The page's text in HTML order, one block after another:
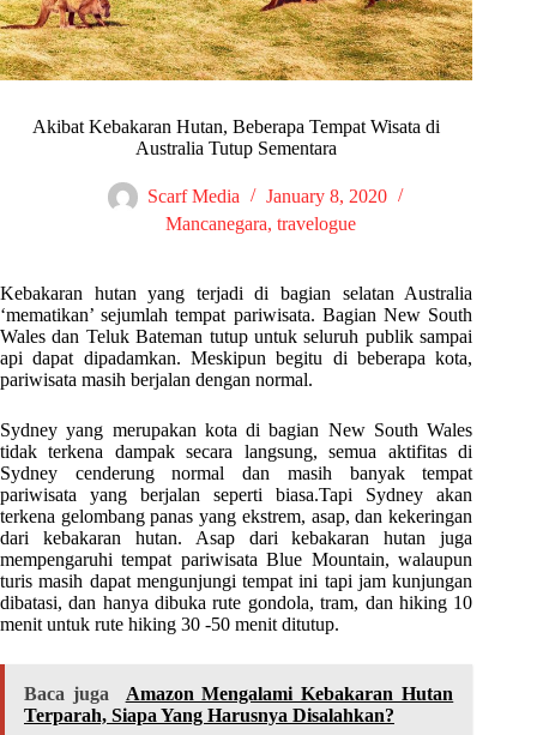
Akibat Kebakaran Hutan, Beberapa Tempat Wisata di
Australia Tutup Sementara
Scarf Media
January 8, 2020
Mancanegara, travelogue
Kebakaran hutan yang terjadi di bagian selatan Australia
‘mematikan’ sejumlah tempat pariwisata. Bagian New South
Wales dan Teluk Bateman tutup untuk seluruh publik sampai
api dapat dipadamkan. Meskipun begitu di beberapa kota,
pariwisata masih berjalan dengan normal.
Sydney yang merupakan kota di bagian New South Wales
tidak terkena dampak secara langsung, semua aktifitas di
Sydney cenderung normal dan masih banyak tempat
pariwisata yang berjalan seperti biasa.Tapi Sydney akan
terkena gelombang panas yang ekstrem, asap, dan kekeringan
dari kebakaran hutan. Asap dari kebakaran hutan juga
mempengaruhi tempat pariwisata Blue Mountain, walaupun
turis masih dapat mengunjungi tempat ini tapi jam kunjungan
dibatasi, dan hanya dibuka rute gondola, tram, dan hiking 10
menit untuk rute hiking 30 -50 menit ditutup.
Baca juga
Amazon Mengalami Kebakaran Hutan
Terparah, Siapa Yang Harusnya Disalahkan?